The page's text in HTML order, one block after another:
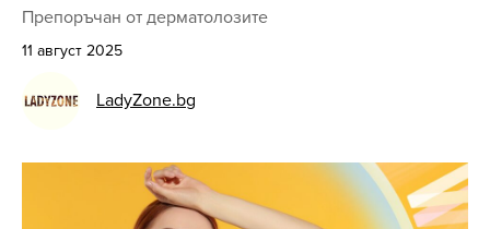
Препоръчан от дерматолозите
11 август 2025
LadyZone.bg